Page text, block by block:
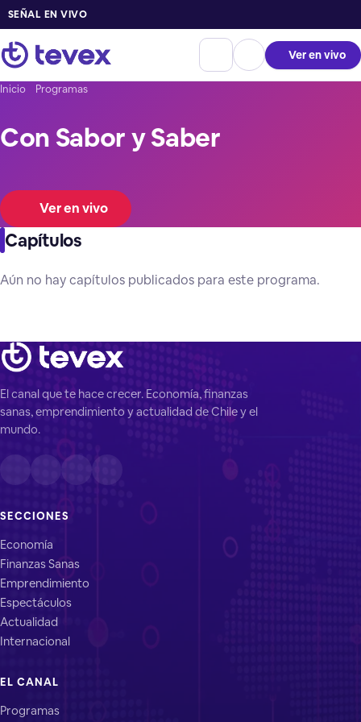
SEÑAL EN VIVO
Ver en vivo
Inicio Programas
Con Sabor y Saber
Ver en vivo
Capítulos
Aún no hay capítulos publicados para este programa.
El canal que te hace crecer. Economía, finanzas
sanas, emprendimiento y actualidad de Chile y el
mundo.
SECCIONES
Economía
Finanzas Sanas
Emprendimiento
Espectáculos
Actualidad
Internacional
EL CANAL
Programas